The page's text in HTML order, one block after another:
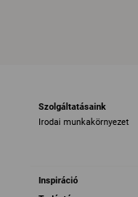
Szolgáltatásaink
Irodai munkakörnyezet
Inspiráció